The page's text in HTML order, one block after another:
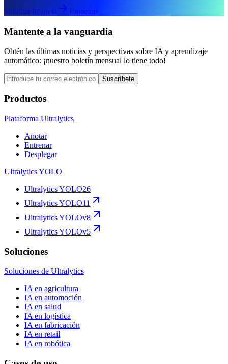
Solicitar licencia Empezar
Mantente a la vanguardia
Obtén las últimas noticias y perspectivas sobre IA y aprendizaje
automático: ¡nuestro boletín mensual lo tiene todo!
Suscríbete
Productos
Plataforma Ultralytics
Anotar
Entrenar
Desplegar
Ultralytics YOLO
Ultralytics YOLO26
Ultralytics YOLO11
Ultralytics YOLOv8
Ultralytics YOLOv5
Soluciones
Soluciones de Ultralytics
IA en agricultura
IA en automoción
IA en salud
IA en logística
IA en fabricación
IA en retail
IA en robótica